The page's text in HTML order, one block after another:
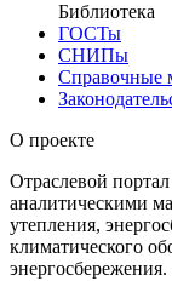
Библиотека
ГОСТы
СНИПы
Справочные
О проекте
Отраслевой
аналитическими
утепления,
климатического
энергосбережения.